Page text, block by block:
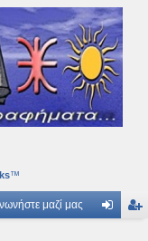
και όμορφα ταξίδια του
™
μαζί μας